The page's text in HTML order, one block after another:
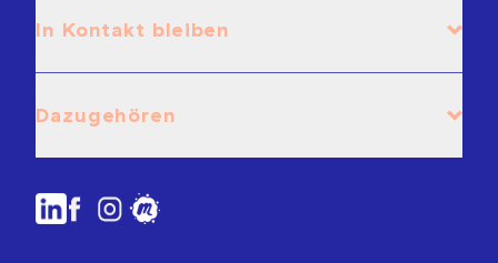
In Kontakt bleiben
Dazugehören